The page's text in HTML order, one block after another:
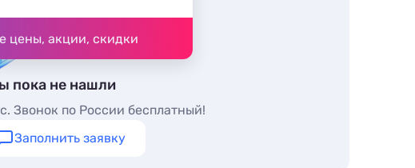
цены, акции, скидки
пока не нашли
Звонок по России бесплатный!
Заполнить заявку